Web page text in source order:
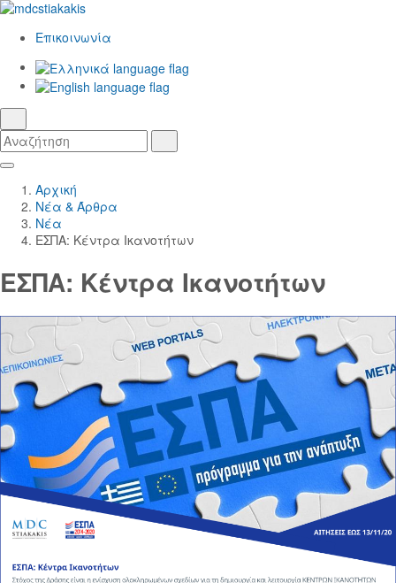
Επικοινωνία
Αναζήτηση
Skip
Main
Content
Κεντρική
Πλοήγηση
Αρχική
Νέα & Άρθρα
Νέα
ΕΣΠΑ: Κέντρα Ικανοτήτων
ΕΣΠΑ: Κέντρα Ικανοτήτων